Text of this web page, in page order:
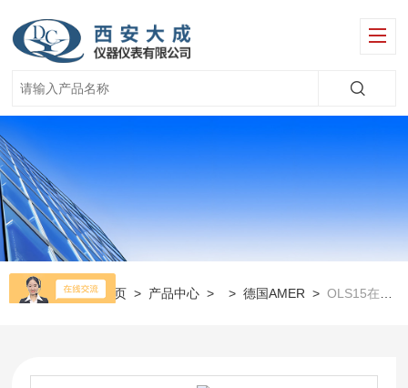
当前位置： 首页 > 产品中心 > >德国AMER >OLS15在线电导率电极